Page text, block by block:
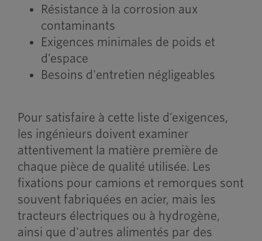
Résistance à la corrosion aux
contaminants
Exigences minimales de poids et
d’espace
Besoins d'entretien négligeables
Pour satisfaire à cette liste d’exigences,
les ingénieurs doivent examiner
attentivement la matière première de
chaque pièce de qualité utilisée. Les
fixations pour camions et remorques sont
souvent fabriquées en acier, mais les
tracteurs électriques ou à hydrogène,
ainsi que d'autres alimentés par des